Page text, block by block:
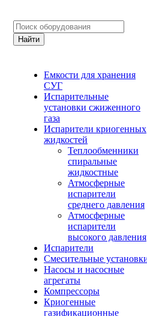
Емкости для хранения
СУГ
Испарительные
установки сжиженного
газа
Испарители криогенных
жидкостей
Теплообменники
спиральные
жидкостные
Атмосферные
испарители
среднего давления
Атмосферные
испарители
высокого давления
Испарители
Смесительные
Насосы и насосные
агрегаты
Компрессоры
Криогенные
газификационные